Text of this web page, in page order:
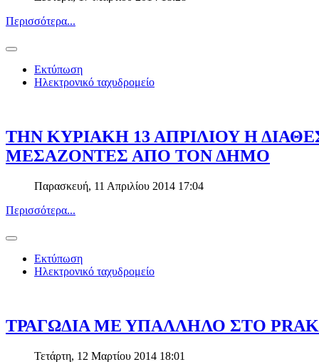
Περισσότερα...
Εκτύπωση
Ηλεκτρονικό ταχυδρομείο
ΤΗΝ ΚΥΡΙΑΚΗ 13 ΑΠΡΙΛΙΟΥ Η
ΜΕΣΑΖΟΝΤΕΣ ΑΠΟ ΤΟΝ ΔΗΜΟ
Παρασκευή, 11 Απριλίου 2014 17:04
Περισσότερα...
Εκτύπωση
Ηλεκτρονικό ταχυδρομείο
ΤΡΑΓΩΔΙΑ ΜΕ ΥΠΑΛΛΗΛΟ ΣΤΟ
Τετάρτη, 12 Μαρτίου 2014 18:01